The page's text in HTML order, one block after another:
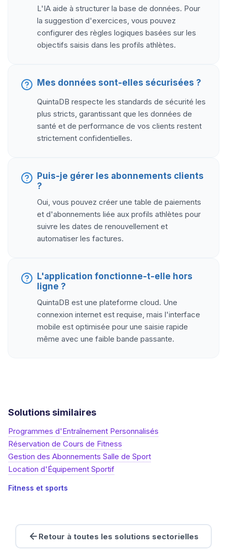
L'IA aide à structurer la base de données. Pour
la suggestion d'exercices, vous pouvez
configurer des règles logiques basées sur les
objectifs saisis dans les profils athlètes.
Mes données sont-elles sécurisées ?
QuintaDB respecte les standards de sécurité les
plus stricts, garantissant que les données de
santé et de performance de vos clients restent
strictement confidentielles.
Puis-je gérer les abonnements clients
?
Oui, vous pouvez créer une table de paiements
et d'abonnements liée aux profils athlètes pour
suivre les dates de renouvellement et
automatiser les factures.
L'application fonctionne-t-elle hors
ligne ?
QuintaDB est une plateforme cloud. Une
connexion internet est requise, mais l'interface
mobile est optimisée pour une saisie rapide
même avec une faible bande passante.
Solutions similaires
Programmes d'Entraînement Personnalisés
Réservation de Cours de Fitness
Gestion des Abonnements Salle de Sport
Location d'Équipement Sportif
Fitness et sports
Retour à toutes les solutions sectorielles